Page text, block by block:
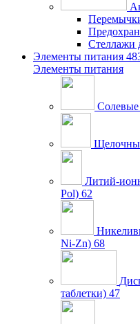
Стеллажи
Элементы питания
Элементы питания
Солевые
Литий-
Pol) 62
Ni-Zn) 68
таблетки) 47